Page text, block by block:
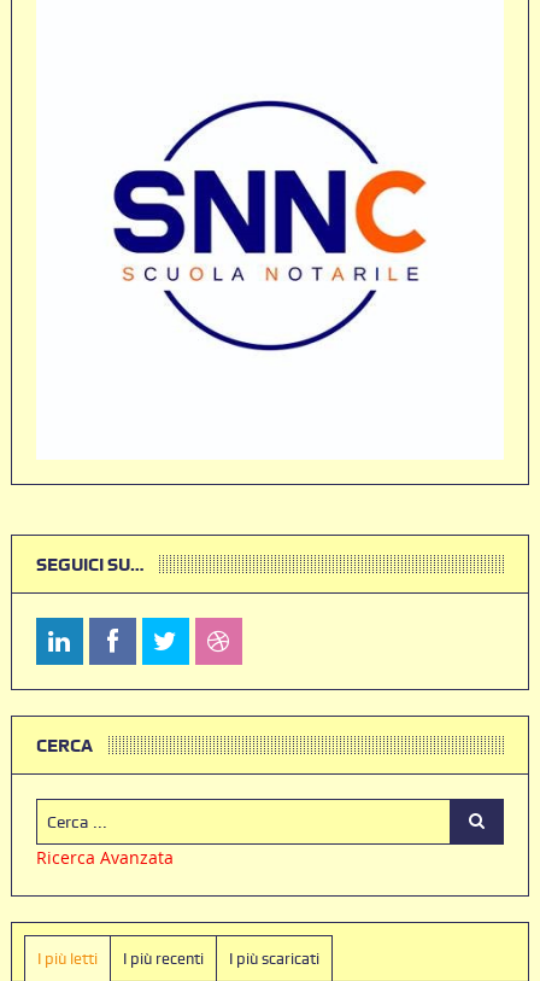
SEGUICI SU…
CERCA
Ricerca Avanzata
I più letti I più recenti I più scaricati